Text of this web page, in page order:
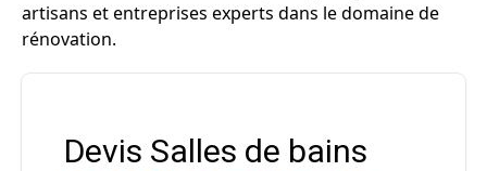
artisans et entreprises experts dans le domaine de
rénovation.
Devis Salles de bains